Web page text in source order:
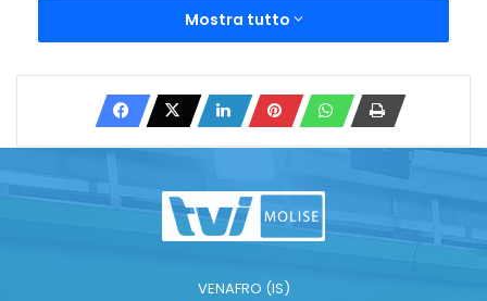
ENERGIE RINNOVABILI
INCONTRO
INDUSTRIA
PROSIEL TOUR
Copy URL
Mostra tutto
VENAFRO (IS)